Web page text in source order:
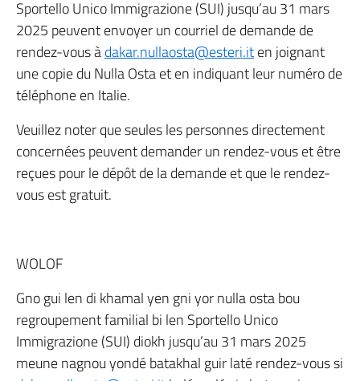
Sportello Unico Immigrazione (SUI) jusqu’au 31 mars
2025 peuvent envoyer un courriel de demande de
rendez-vous àdakar.nullaosta@esteri.iten joignant
une copie du Nulla Osta et en indiquant leur numéro de
téléphone en Italie.
Veuillez noter que seules les personnes directement
concernées peuvent demander un rendez-vous et être
reçues pour le dépôt de la demande et que le rendez-
vous est gratuit.
WOLOF
Gno gui len di khamal yen gni yor nulla osta bou
regroupement familial bi len Sportello Unico
Immigrazione (SUI) diokh jusqu’au 31 mars 2025
meune nagnou yondé batakhal guir laté rendez-vous si